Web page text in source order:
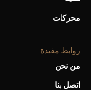
محركات
روابط مفيدة
من نحن
اتصل بنا